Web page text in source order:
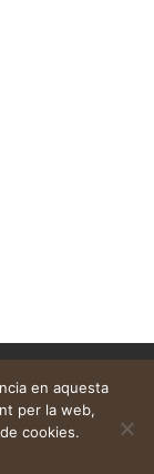
en aquesta
per la web,
cookies.